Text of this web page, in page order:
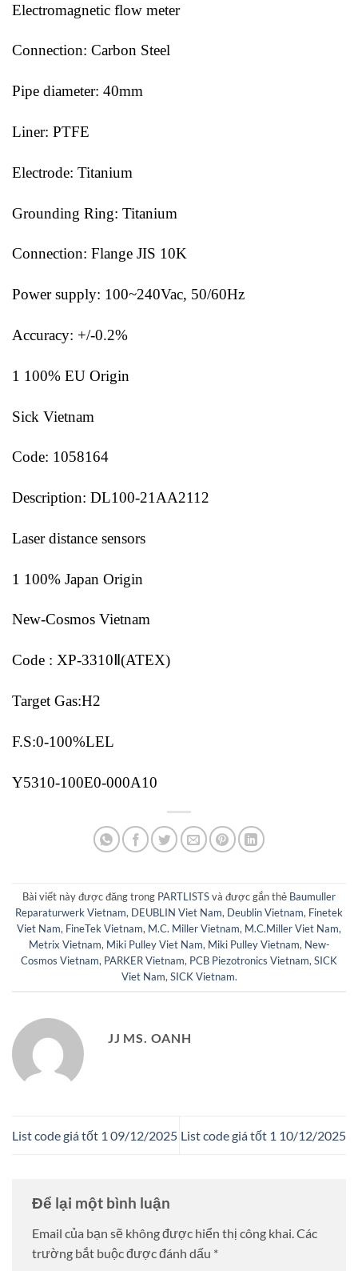
Electromagnetic flow meter
Connection: Carbon Steel
Pipe diameter: 40mm
Liner: PTFE
Electrode: Titanium
Grounding Ring: Titanium
Connection: Flange JIS 10K
Power supply: 100~240Vac, 50/60Hz
Accuracy: +/-0.2%
1 100% EU Origin
Sick Vietnam
Code: 1058164
Description: DL100-21AA2112
Laser distance sensors
1 100% Japan Origin
New-Cosmos Vietnam
Code : XP-3310Ⅱ(ATEX)
Target Gas:H2
F.S:0-100%LEL
Y5310-100E0-000A10
Bài viết này được đăng trong PARTLISTSvà được gắn thẻ Baumuller
Reparaturwerk Vietnam, DEUBLIN Viet Nam, Deublin Vietnam, Finetek
Viet Nam, FineTek Vietnam, M.C. Miller Vietnam, M.C.Miller Viet Nam,
Metrix Vietnam, Miki Pulley Viet Nam, Miki Pulley Vietnam, New-
Cosmos Vietnam, PARKER Vietnam, PCB Piezotronics Vietnam, SICK
Viet Nam, SICK Vietnam.
JJ MS. OANH
List code giá tốt 1 09/12/2025 List code giá tốt 1 10/12/2025
Để lại một bình luận
Email của bạn sẽ không được hiển thị công khai. Các
trường bắt buộc được đánh dấu *